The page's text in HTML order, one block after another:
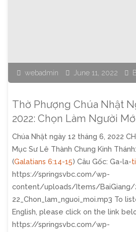
Tháng
2022:
Những
Điều
Cha
Cần
Dạy
webadmin June 11, 2022
Thờ Phượng Chúa Nhật
2022: Chọn Làm Người
Chúa Nhật ngày 12 tháng 6, 2022
Mục Sư Lê Thành Chung Kinh
(Galatians 6:14-15) Câu Gốc: Ga-la-
https://springsvbc.com/wp-
content/uploads/Items/BaiGiang/
22_Chon_lam_nguoi_moi.mp3 To
English, please click on the link
https://springsvbc.com/wp-